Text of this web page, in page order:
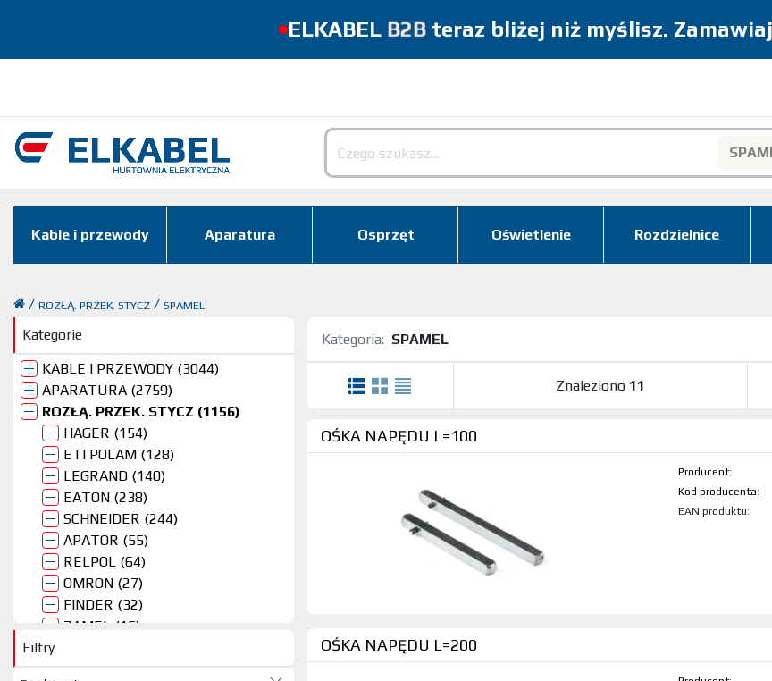
ELKABEL B2B teraz bliżej niż myślisz.
Search
Kable i przewody Aparatura Osprzęt Oświetlenie Rozdzielnice
SPAMEL
/
ROZŁĄ. PRZEK. STYCZ
/
Kategorie
KABLE I PRZEWODY (3044)
APARATURA (2759)
ROZŁĄ. PRZEK. STYCZ (1156)
HAGER (154)
ETI POLAM (128)
LEGRAND (140)
EATON (238)
SCHNEIDER (244)
APATOR (55)
RELPOL (64)
OMRON (27)
FINDER (32)
ZAMEL (15)
SPAMEL (11)
Filtry
Kategoria: SPAMEL
Znaleziono 11
OŚKA NAPĘDU L=100
Producent:
Kod produktu:
EAN produktu:
OŚKA NAPĘDU L=200